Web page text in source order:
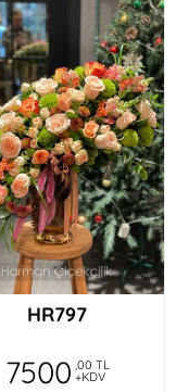
HR797
7500 ,00 TL
+KDV